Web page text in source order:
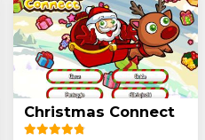
Christmas Connect